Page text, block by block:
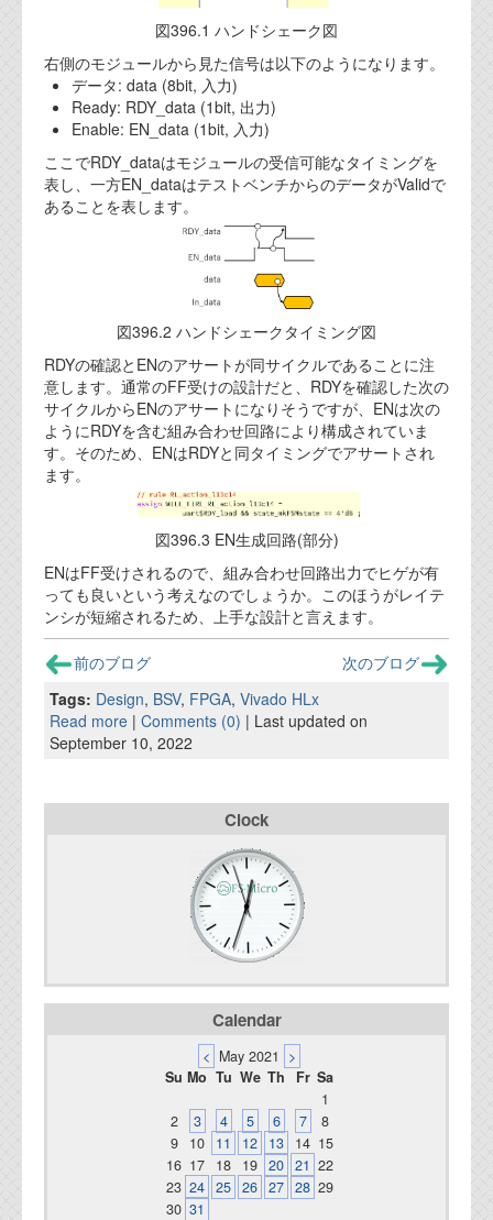
テクノロジ
ブログテーマ
ご希望の方は、お問い合わせページから
資料閲覧パスワードをお問い合わせ頂き
ログインをお願い致します。アカウント
名は"opendocument"です。
機能安全用語集
設計用語集
オンラインショップ
FAQ
お問い合わせフォーム
図396.1 ハンドシェーク図
右側のモジュールから見た信号は以下のようになります。
データ: data (8bit, 入力)
Ready: RDY_data (1bit, 出力)
Enable: EN_data (1bit, 入力)
ここでRDY_dataはモジュールの受信可能なタイミングを
表し、一方EN_dataはテストベンチからのデータがValidで
あることを表します。
図396.2 ハンドシェークタイミング図
RDYの確認とENのアサートが同サイクルであることに注
意します。通常のFF受けの設計だと、RDYを確認した次の
サイクルからENのアサートになりそうですが、ENは次の
ようにRDYを含む組み合わせ回路により構成されていま
す。そのため、ENはRDYと同タイミングでアサートされ
ます。
図396.3 EN生成回路(部分)
ENはFF受けされるので、組み合わせ回路出力でヒゲが有
っても良いという考えなのでしょうか。このほうがレイテ
ンシが短縮されるため、上手な設計と言えます。
前のブログ
次のブログ
Tags: Design, BSV, FPGA, Vivado HLx
Read more | Comments (0) | Last updated on
September 10, 2022
Clock
Calendar
< May 2021
>
Su Mo Tu We Th Fr Sa
1
2
3 4 5 6 7
8
9
10 11 12 13 14 15
16 17 18 19 20 21 22
23 24 25 26 27 28 29
30 31